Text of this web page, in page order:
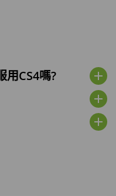
用CS4嗎? add
add
add